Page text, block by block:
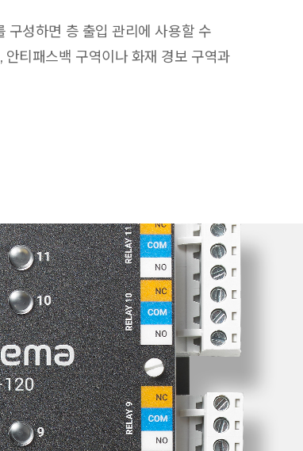
성하면 층 출입 관리에 사용할 수
티패스백 구역이나 화재 경보 구역과